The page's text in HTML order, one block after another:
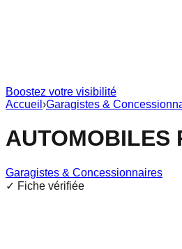
Boostez votre visibilité
Accueil ›Garagistes &
AUTOMOBILES
Garagistes & Concessionnaires
✓ Fiche vérifiée